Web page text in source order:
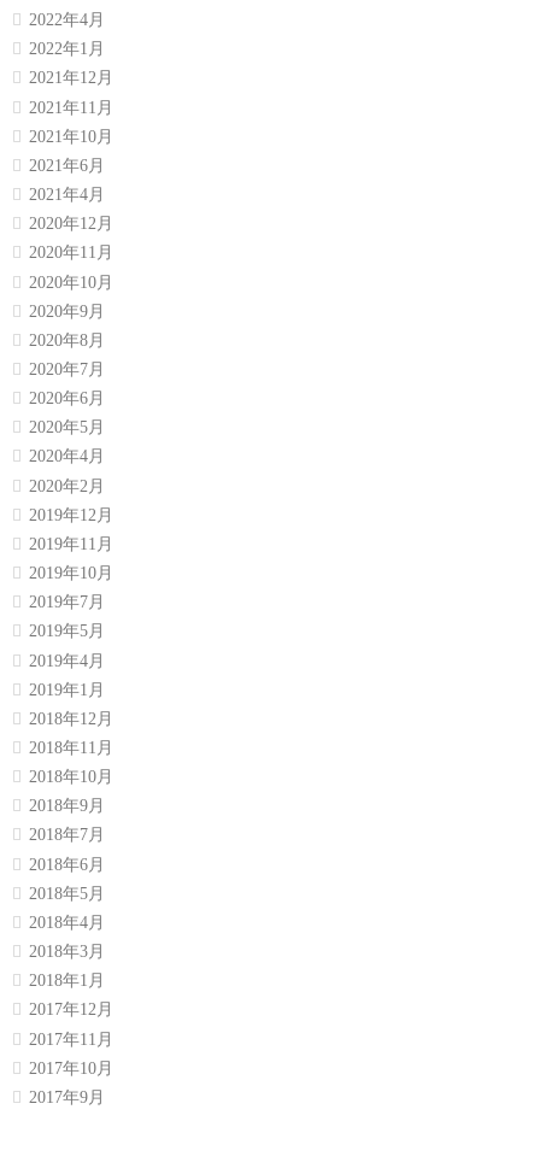
2022年4月
2022年1月
2021年12月
2021年11月
2021年10月
2021年6月
2021年4月
2020年12月
2020年11月
2020年10月
2020年9月
2020年8月
2020年7月
2020年6月
2020年5月
2020年4月
2020年2月
2019年12月
2019年11月
2019年10月
2019年7月
2019年5月
2019年4月
2019年1月
2018年12月
2018年11月
2018年10月
2018年9月
2018年7月
2018年6月
2018年5月
2018年4月
2018年3月
2018年1月
2017年12月
2017年11月
2017年10月
2017年9月